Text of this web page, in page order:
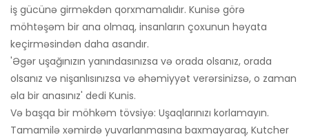
iş gücünə girməkdən qorxmamalıdır. Kunisə görə
möhtəşəm bir ana olmaq, insanların çoxunun həyata
keçirməsindən daha asandır.
'Əgər uşağınızın yanındasınızsa və orada olsanız, orada
olsanız və nişanlısınızsa və əhəmiyyət verərsinizsə, o zaman
əla bir anasınız' dedi Kunis.
Və başqa bir möhkəm tövsiyə: Uşaqlarınızı korlamayın.
Tamamilə xəmirdə yuvarlanmasına baxmayaraq, Kutcher